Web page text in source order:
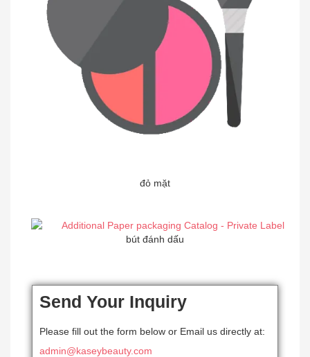
đỏ mặt
bút đánh dấu
Send Your Inquiry
Please fill out the form below or Email us directly at:
admin@kaseybeauty.com